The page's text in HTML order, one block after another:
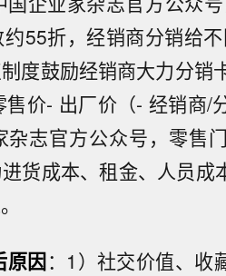
55折，经销商分销给
度鼓励经销商大力分销
价- 出厂价（- 经销商/
志官方公众号，零售
货成本、租金、人员成
原因：1）社交价值、收